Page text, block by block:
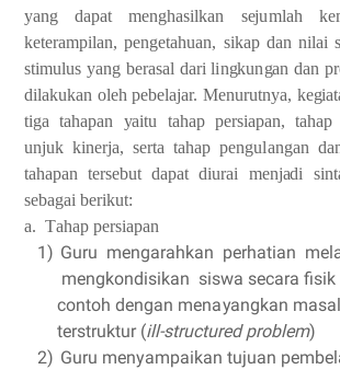
yang dapat menghasilkan sejumlah ke
keterampilan, pengetahuan, sikap dan nilai s
stimulus yang berasal dari lingkungan dan p
dilakukan oleh pebelajar. Menurutnya, kegiat
tiga tahapan yaitu tahap persiapan, tahap
unjuk kinerja, serta tahap pengulangan da
tahapan tersebut dapat diurai menjadi sint
sebagai berikut:
a. Tahap persiapan
1) Guru mengarahkan perhatian mel
mengkondisikan siswa secara fisik
contoh dengan menayangkan masa
terstruktur (ill-structured problem)
2) Guru menyampaikan tujuan pembel